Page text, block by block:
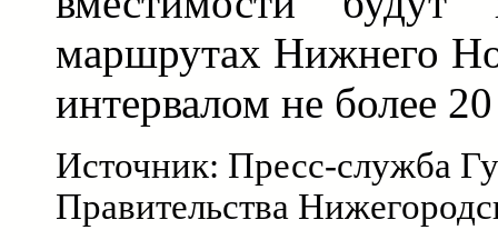
маршрутах Нижнего
интервалом не более
Источник: Пресс-служба
Правительства